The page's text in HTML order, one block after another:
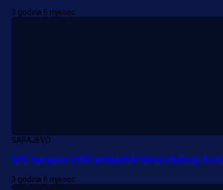
3 godina 6 mjesec
SARAJEVO
SFK Sarajevo 2000 pobjednik Memorijalnog
3 godina 6 mjesec